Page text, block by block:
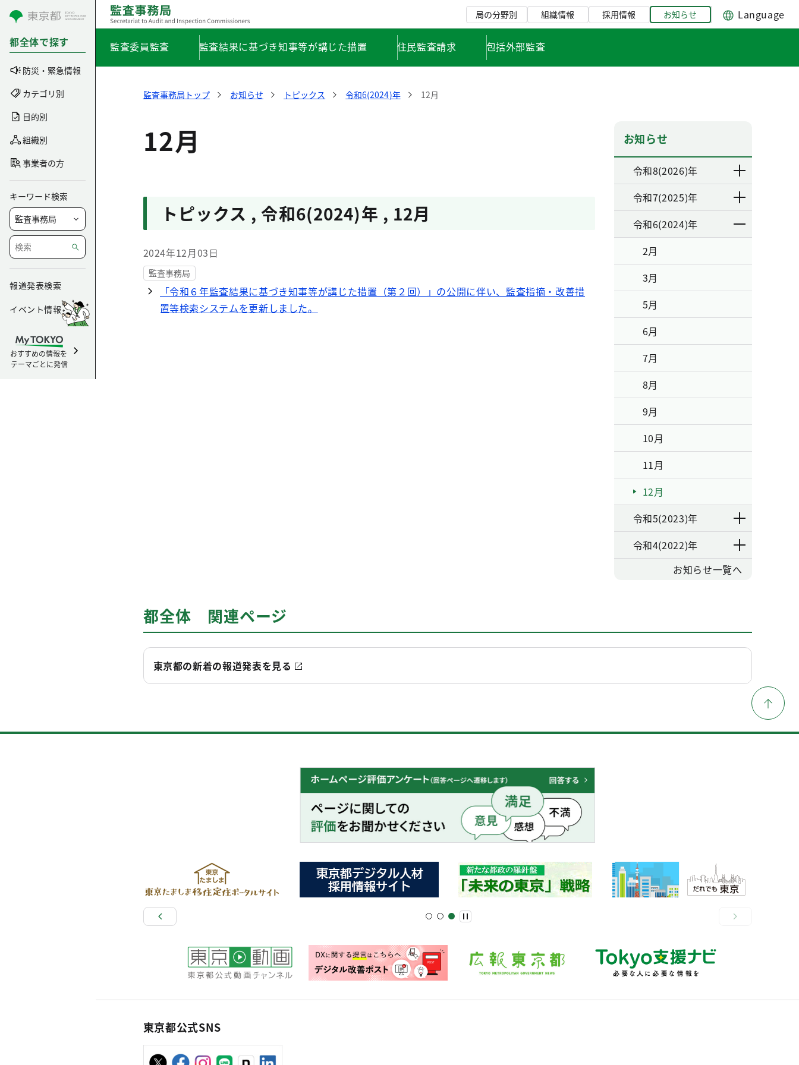
コンテンツにスキップ
都全体で探す
防災・緊急情報
カテゴリ別
目的別
組織別
事業者の方
キーワード検索
報道発表検索
イベント情報
おすすめの情報を
テーマごとに発信
局の分野別 組織情報 採用情報 お知らせ Language
監査委員監査 監査結果に基づき知事等が講じた措置 住民監査請求 包括外部監査
監査事務局トップ お知らせ トピックス 令和6(2024)年 12月
12月
トピックス , 令和6(2024)年 , 12月
2024年12月03日
監査事務局
「令和６年監査結果に基づき知事等が講じた措置（第２回）」の公開に伴い、監査指摘・改善措
置等検索システムを更新しました。
お知らせ
令和8(2026)年
令和7(2025)年
令和6(2024)年
2月
3月
5月
6月
7月
8月
9月
10月
11月
12月
令和5(2023)年
令和4(2022)年
お知らせ一覧へ
都全体 関連ページ
東京都の新着の報道発表を見る
東京都公式SNS